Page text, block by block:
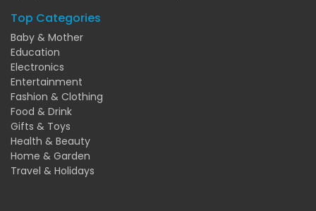
Top Categories
Baby & Mother
Education
Electronics
Entertainment
Fashion & Clothing
Food & Drink
Gifts & Toys
Health & Beauty
Home & Garden
Travel & Holidays